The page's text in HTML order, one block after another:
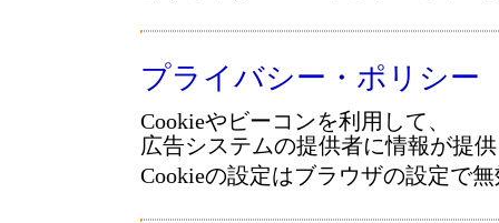
プライバシー・ポリシー
Cookieやビーコンを利用して、
広告システムの提供者に情報が提
Cookieの設定はブラウザの設定で